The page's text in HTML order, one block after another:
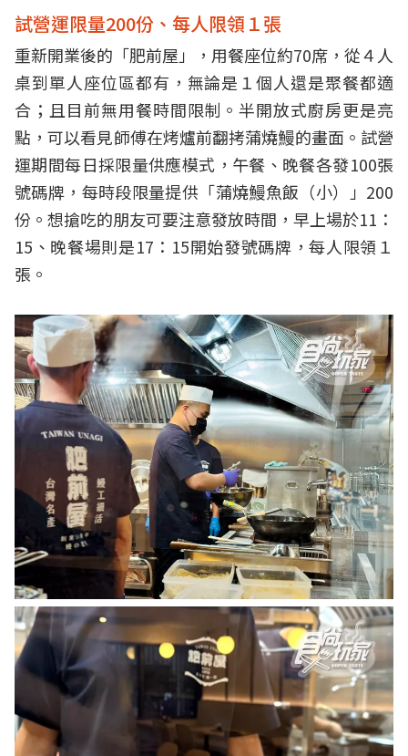
試營運限量200份、每人限領１張
重新開業後的「肥前屋」，用餐座位約70席，從４人
桌到單人座位區都有，無論是１個人還是聚餐都適
合；且目前無用餐時間限制。半開放式廚房更是亮
點，可以看見師傅在烤爐前翻拷蒲燒鰻的畫面。試營
運期間每日採限量供應模式，午餐、晚餐各發100張
號碼牌，每時段限量提供「蒲燒鰻魚飯（小）」200
份。想搶吃的朋友可要注意發放時間，早上場於11：
15、晚餐場則是17：15開始發號碼牌，每人限領１
張。